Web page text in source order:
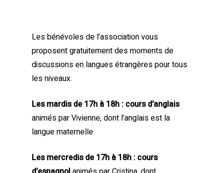
Les bénévoles de l’association vous
proposent gratuitement des moments de
discussions en langues étrangères pour tous
les niveaux.
Les mardis de 17h à 18h : cours d’anglais
animés par Vivienne, dont l’anglais est la
langue maternelle
Les mercredis de 17h à 18h : cours